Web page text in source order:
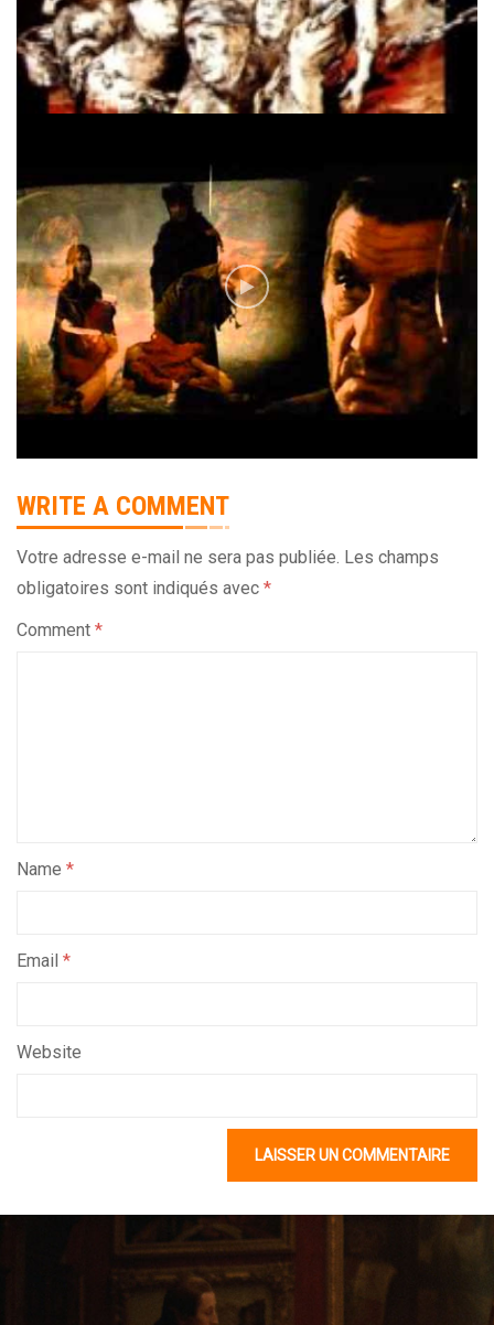
WRITE A COMMENT
Votre adresse e-mail ne sera pas publiée. Les champs
obligatoires sont indiqués avec *
Comment *
Name *
Email *
Website